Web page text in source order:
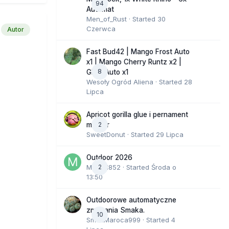
Autor
94
Automat
Men_of_Rust · Started 30
Czerwca
8
Fast Bud42 | Mango Frost Auto
x1 | Mango Cherry Runtz x2 |
GMO Auto x1
Wesoły Ogród Aliena · Started 28
Lipca
2
Apricot gorilla glue i pernament
marker
SweetDonut · Started 29 Lipca
2
Outdoor 2026
Marcel852 · Started Środa o
13:50
10
Outdoorowe automatyczne
zmagania Smaka.
SmakMaroca999 · Started 4